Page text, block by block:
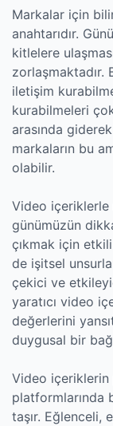
Markalar için
anahtarıdır.
kitlelere
zorlaşmaktadır.
iletişim
kurabilmeleri
arasında
markaların bu
olabilir.
Video içeriklerle
günümüzün
çıkmak için
de işitsel
çekici ve
yaratıcı video
değerlerini
duygusal bir bağ
Video içeriklerin
platformlarında
taşır. Eğlenceli,